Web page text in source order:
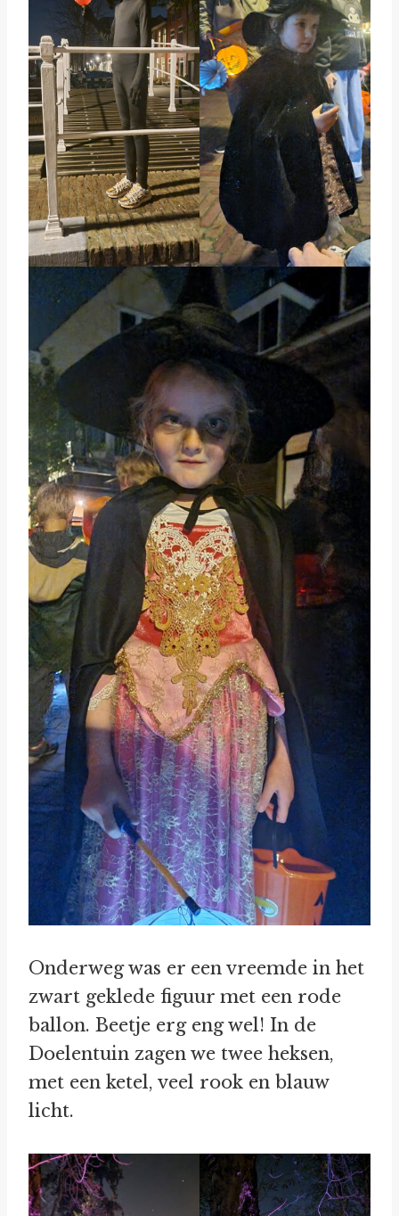
Onderweg was er een vreemde in het
zwart geklede figuur met een rode
ballon. Beetje erg eng wel! In de
Doelentuin zagen we twee heksen,
met een ketel, veel rook en blauw
licht.